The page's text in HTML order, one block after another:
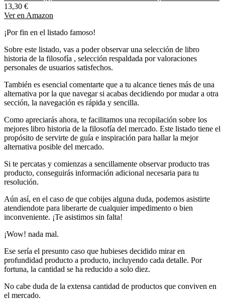
13,30 €
Ver en Amazon
¡Por fin en el listado famoso!
Sobre este listado, vas a poder observar una selección de libro
historia de la filosofía , selección respaldada por valoraciones
personales de usuarios satisfechos.
También es esencial comentarte que a tu alcance tienes más de una
alternativa por la que navegar si acabas decidiendo por mudar a otra
sección, la navegación es rápida y sencilla.
Como apreciarás ahora, te facilitamos una recopilación sobre los
mejores libro historia de la filosofía del mercado. Este listado tiene el
propósito de servirte de guía e inspiración para hallar la mejor
alternativa posible del mercado.
Si te percatas y comienzas a sencillamente observar producto tras
producto, conseguirás información adicional necesaria para tu
resolución.
Aún así, en el caso de que cobijes alguna duda, podemos asistirte
atendiendote para liberarte de cualquier impedimento o bien
inconveniente. ¡Te asistimos sin falta!
¡Wow! nada mal.
Ese sería el presunto caso que hubieses decidido mirar en
profundidad producto a producto, incluyendo cada detalle. Por
fortuna, la cantidad se ha reducido a solo diez.
No cabe duda de la extensa cantidad de productos que conviven en
el mercado.